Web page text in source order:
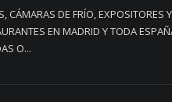
CÁMARAS DE FRÍO,
EN MADRID Y TODA
O...